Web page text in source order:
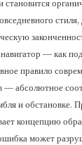
становится
— как
правило
— абсолютное
и обстановке.
концепцию
может